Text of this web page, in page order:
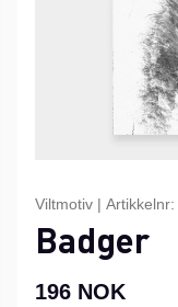
Viltmotiv | Artikkelnr:
Badger
196 NOK